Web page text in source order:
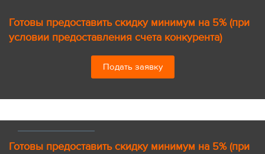
Готовы предоставить скидку минимум на 5% (при
условии предоставления счета конкурента)
Подать заявку
Готовы предоставить скидку минимум на 5% (при